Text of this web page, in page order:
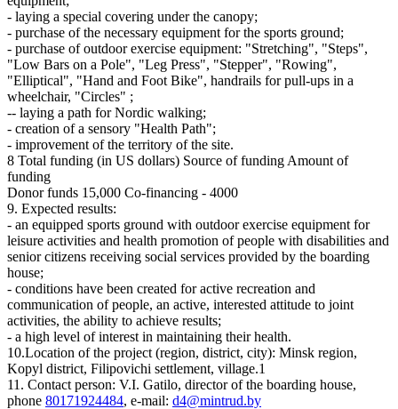
- laying a special covering under the canopy;
- purchase of the necessary equipment for the sports ground;
- purchase of outdoor exercise equipment: "Stretching", "Steps",
"Low Bars on a Pole", "Leg Press", "Stepper", "Rowing",
"Elliptical", "Hand and Foot Bike", handrails for pull-ups in a
wheelchair, "Circles" ;
-- laying a path for Nordic walking;
- creation of a sensory "Health Path";
- improvement of the territory of the site.
8 Total funding (in US dollars) Source of funding Amount of
funding
Donor funds 15,000 Co-financing - 4000
9. Expected results:
- an equipped sports ground with outdoor exercise equipment for
leisure activities and health promotion of people with disabilities and
senior citizens receiving social services provided by the boarding
house;
- conditions have been created for active recreation and
communication of people, an active, interested attitude to joint
activities, the ability to achieve results;
- a high level of interest in maintaining their health.
10.Location of the project (region, district, city): Minsk region,
Kopyl district, Filipovichi settlement, village.1
11. Contact person: V.I. Gatilo, director of the boarding house,
phone 80171924484, e-mail: d4@mintrud.by